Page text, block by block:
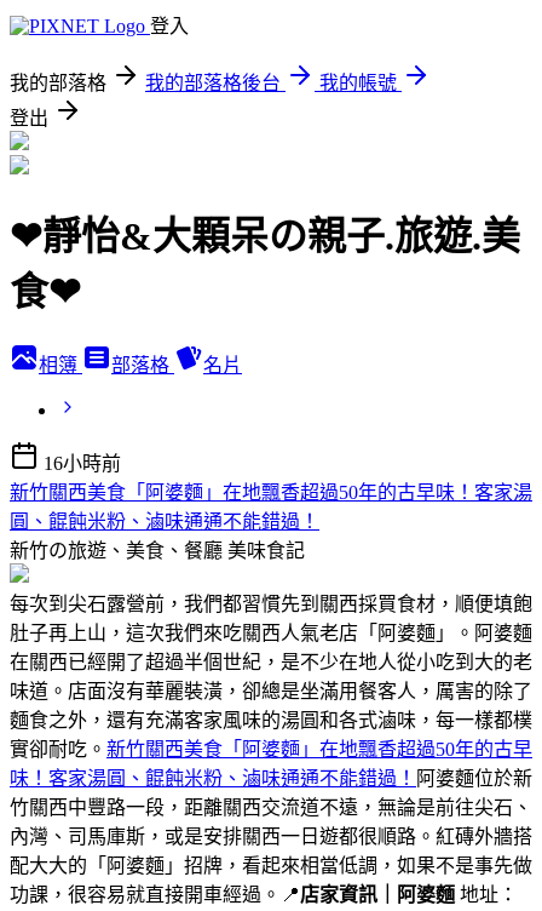
登入
我的部落格 我的部落格後台
我的帳號
登出
❤靜怡&大顆呆の親子.旅遊.美
食❤
相簿 部落格 名片
16小時前
新竹關西美食「阿婆麵」在地飄香超過50年的古早味！客家湯
圓、餛飩米粉、滷味通通不能錯過！
新竹の旅遊、美食、餐廳 美味食記
每次到尖石露營前，我們都習慣先到關西採買食材，順便填飽
肚子再上山，這次我們來吃關西人氣老店「阿婆麵」。阿婆麵
在關西已經開了超過半個世紀，是不少在地人從小吃到大的老
味道。店面沒有華麗裝潢，卻總是坐滿用餐客人，厲害的除了
麵食之外，還有充滿客家風味的湯圓和各式滷味，每一樣都樸
實卻耐吃。 新竹關西美食「阿婆麵」在地飄香超過50年的古早
味！客家湯圓、餛飩米粉、滷味通通不能錯過！ 阿婆麵位於新
竹關西中豐路一段，距離關西交流道不遠，無論是前往尖石、
內灣、司馬庫斯，或是安排關西一日遊都很順路。紅磚外牆搭
配大大的「阿婆麵」招牌，看起來相當低調，如果不是事先做
功課，很容易就直接開車經過。📍店家資訊｜阿婆麵 地址：